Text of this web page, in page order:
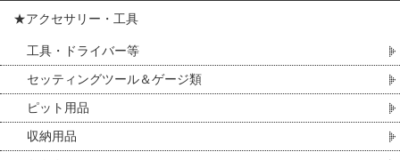
★アクセサリー・工具
工具・ドライバー等
セッティングツール＆ゲージ類
ピット用品
収納用品